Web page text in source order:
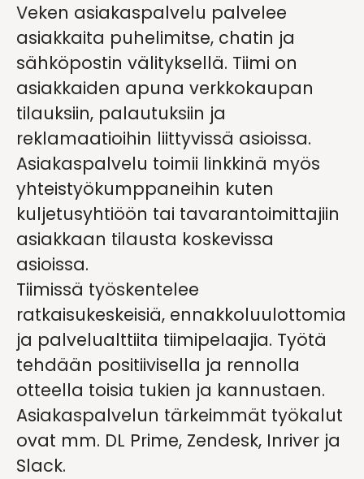
Veken asiakaspalvelu palvelee
asiakkaita puhelimitse, chatin ja
sähköpostin välityksellä. Tiimi on
asiakkaiden apuna verkkokaupan
tilauksiin, palautuksiin ja
reklamaatioihin liittyvissä asioissa.
Asiakaspalvelu toimii linkkinä myös
yhteistyökumppaneihin kuten
kuljetusyhtiöön tai tavarantoimittajiin
asiakkaan tilausta koskevissa
asioissa.
Tiimissä työskentelee
ratkaisukeskeisiä, ennakkoluulottomia
ja palvelualttiita tiimipelaajia. Työtä
tehdään positiivisella ja rennolla
otteella toisia tukien ja kannustaen.
Asiakaspalvelun tärkeimmät työkalut
ovat mm. DL Prime, Zendesk, Inriver ja
Slack.